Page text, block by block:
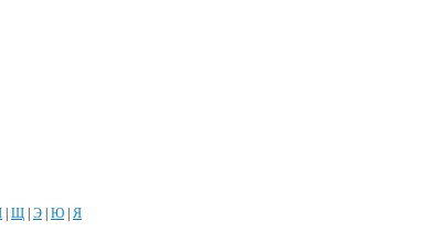
Щ Э Ю Я